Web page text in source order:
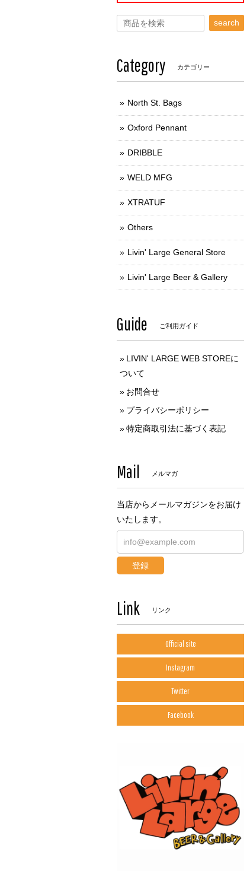
search
Category カテゴリー
North St. Bags
Oxford Pennant
DRIBBLE
WELD MFG
XTRATUF
Others
Livin' Large General Store
Livin' Large Beer & Gallery
Guide ご利用ガイド
LIVIN' LARGE WEB STOREに
ついて
お問合せ
プライバシーポリシー
特定商取引法に基づく表記
Mail メルマガ
当店からメールマガジンをお届け
いたします。
登録
Link リンク
Official site
Instagram
Twitter
Facebook